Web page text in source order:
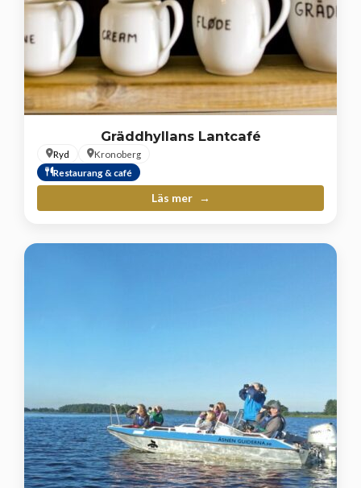
Gräddhyllans Lantcafé
Ryd
Kronoberg
Restaurang & café
Läs mer